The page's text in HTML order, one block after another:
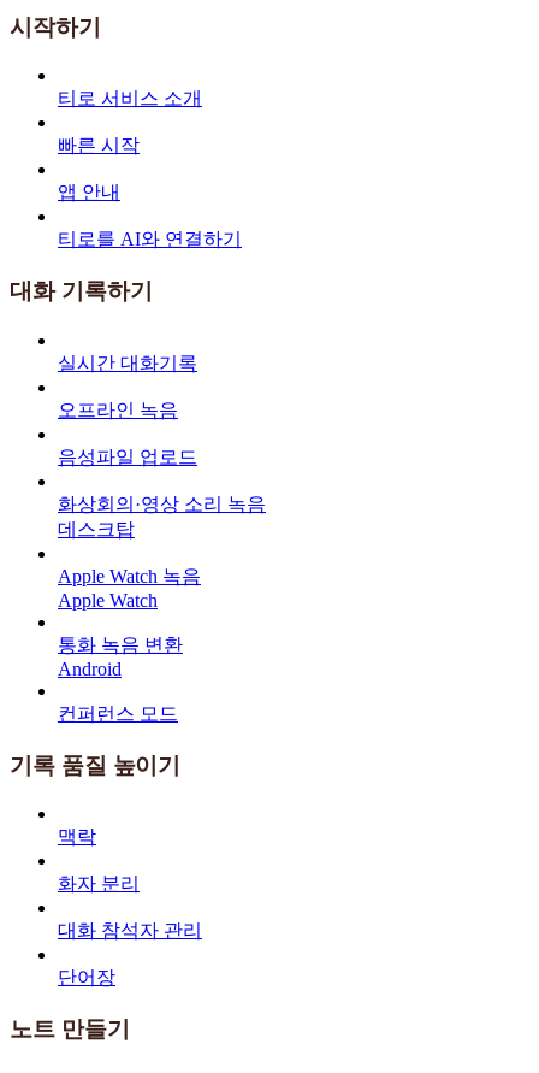
시작하기
티로 서비스 소개
빠른 시작
앱 안내
티로를 AI와 연결하기
대화 기록하기
실시간 대화기록
오프라인 녹음
음성파일 업로드
화상회의·영상 소리 녹음
데스크탑
Apple Watch 녹음
Apple Watch
통화 녹음 변환
Android
컨퍼런스 모드
기록 품질 높이기
맥락
화자 분리
대화 참석자 관리
단어장
노트 만들기